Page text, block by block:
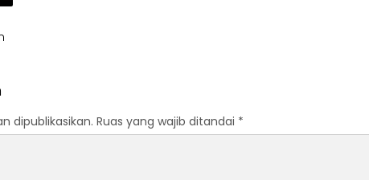
dipublikasikan. Ruas yang wajib ditandai *